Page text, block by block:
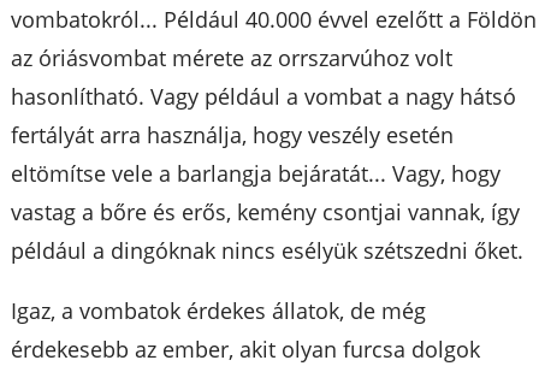
vombatokról... Például 40.000 évvel ezelőtt a Földön
az óriásvombat mérete az orrszarvúhoz volt
hasonlítható. Vagy például a vombat a nagy hátsó
fertályát arra használja, hogy veszély esetén
eltömítse vele a barlangja bejáratát... Vagy, hogy
vastag a bőre és erős, kemény csontjai vannak, így
például a dingóknak nincs esélyük szétszedni őket.
Igaz, a vombatok érdekes állatok, de még
érdekesebb az ember, akit olyan furcsa dolgok